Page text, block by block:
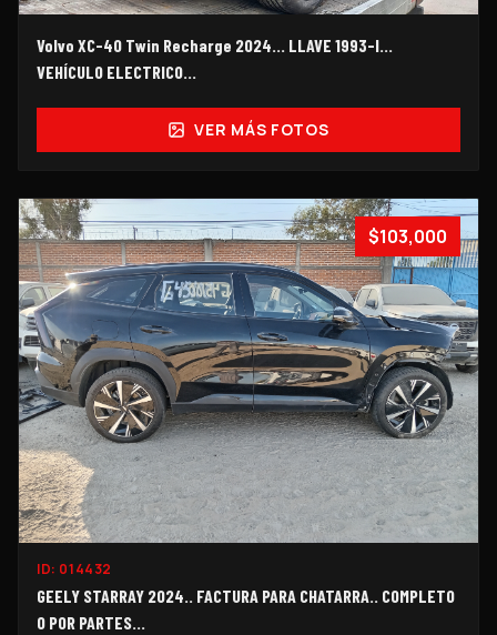
Volvo XC-40 Twin Recharge 2024… LLAVE 1993-I…
VEHÍCULO ELECTRICO…
VER MÁS FOTOS
$103,000
ID: 014432
GEELY STARRAY 2024.. FACTURA PARA CHATARRA.. COMPLETO
O POR PARTES...